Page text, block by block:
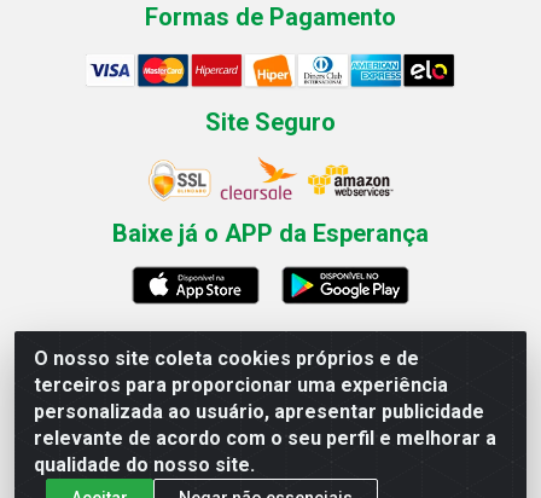
O nosso site coleta cookies próprios e de
terceiros para proporcionar uma experiência
personalizada ao usuário, apresentar publicidade
relevante de acordo com o seu perfil e melhorar a
qualidade do nosso site.
Formas de Pagamento
Site Seguro
Baixe já o APP da Esperança
Esperança Nordeste - Rua Professor Caldas Filho, 291 -
Estância - Recife / PE CEP: 50771-335 - CNPJ
03.666.136/0001-23